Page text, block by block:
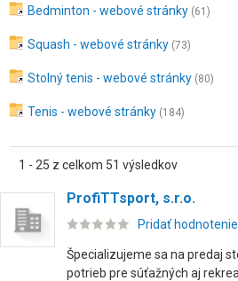
Bedminton - webové stránky (61)
Squash - webové stránky (73)
Stolný tenis - webové stránky (80)
Tenis - webové stránky (184)
1 - 25 z celkom 51 výsledkov
ProfiTTsport, s.r.o.
Pridať hodnotenie
Špecializujeme sa na predaj
potrieb pre súťažných aj